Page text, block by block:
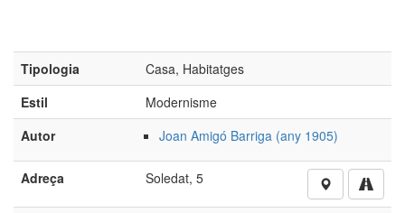
Tipologia
Casa, Habitatges
Estil
Modernisme
Autor
Joan Amigó Barriga (any 1905)
Adreça Soledat, 5